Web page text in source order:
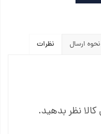
نحوه ارسال نظرات
نظر بدهید.